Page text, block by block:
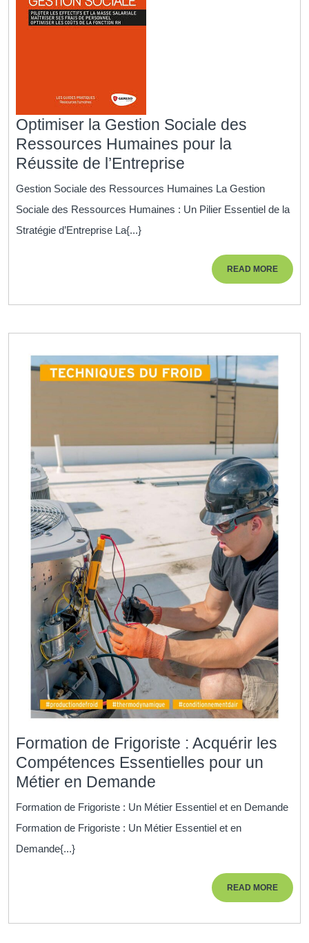
Optimiser la Gestion Sociale des
Ressources Humaines pour la
Réussite de l’Entreprise
la
Gestion
Ressources
Humaines
Réussite
de
l’Entreprise
Gestion Sociale des Ressources Humaines La Gestion
Sociale des Ressources Humaines : Un Pilier Essentiel de la
Stratégie d’Entreprise La{...}
READ MOREREAD
MORE
Formation de Frigoriste : Acquérir les
Compétences Essentielles pour un
Métier en Demande
de
Frigoriste
Compétences
Formation de Frigoriste : Un Métier Essentiel et en Demande
Formation de Frigoriste : Un Métier Essentiel et en
Demande{...}
READ MOREREAD
MORE